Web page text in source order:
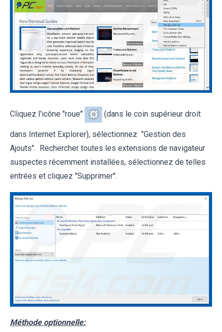
Cliquez l'icône ''roue'' (dans le coin supérieur droit
dans Internet Explorer), sélectionnez "Gestion des
Ajouts". Rechercher toutes les extensions de navigateur
suspectes récemment installées, sélectionnez de telles
entrées et cliquez ''Supprimer''.
Méthode optionnelle: